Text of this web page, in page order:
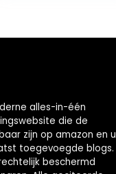
alles-in-één
die de
zijn op amazon en u
toegevoegde blogs.
beschermd